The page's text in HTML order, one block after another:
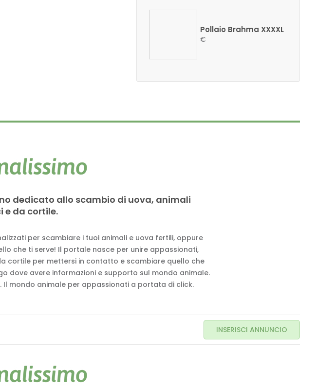
Pollaio Brahma XXXXL
€
dedicato allo scambio di uova, animali
e da cortile.
per scambiare i tuoi animali e uova fertili, oppure
che ti serve! Il portale nasce per unire appassionati,
cortile per mettersi in contatto e scambiare quello che
dove avere informazioni e supporto sul mondo animale.
mondo animale per appassionati a portata di click.
INSERISCI ANNUNCIO